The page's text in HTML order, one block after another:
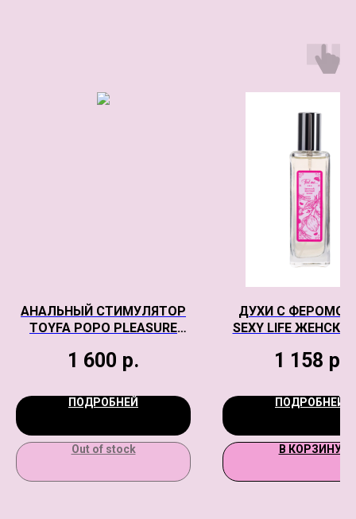
АНАЛЬНЫЙ СТИМУЛЯТОР
TOYFA POPO PLEASURE
ВОДОНЕПРОНИЦАЕМЫЙ,
Ø 3,5 СМ
1 600 р.
ПОДРОБНЕЙ
Out of stock
ДУХИ С
SEXY LIFE ЖЕНСКИЕ
1 158 р.
ПОДРОБНЕЙ
В КОРЗИНУ